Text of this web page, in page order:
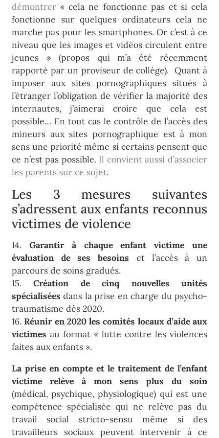
démontrer « cela ne fonctionne pas et si cela
fonctionne sur quelques ordinateurs cela ne
marche pas pour les smartphones. Or c’est à ce
niveau que les images et vidéos circulent entre
jeunes » (propos qui m’a été récemment
rapporté par un proviseur de collège). Quant à
imposer aux sites pornographiques situés à
l’étranger l’obligation de vérifier la majorité des
internautes, j’aimerai croire que cela est
possible… En tout cas le contrôle de l’accès des
mineurs aux sites pornographique est à mon
sens une priorité même si certains pensent que
ce n’est pas possible. Il convient aussi d’associer
les parents sur ce sujet.
Les 3 mesures suivantes
s’adressent aux enfants reconnus
victimes de violence
14. Garantir à chaque enfant victime une
évaluation de ses besoins et l’accès à un
parcours de soins gradués.
15.Création de cinq nouvelles unités
spécialisées dans la prise en charge du psycho-
traumatisme dès 2020.
16.Réunir en 2020 les comités locaux d’aide aux
victimes au format « lutte contre les violences
faites aux enfants ».
La prise en compte et le traitement de l’enfant
victime relève à mon sens plus du soin
(médical, psychique, physiologique) qui est une
compétence spécialisée qui ne relève pas du
travail social stricto-sensu même si des
travailleurs sociaux peuvent intervenir à ce